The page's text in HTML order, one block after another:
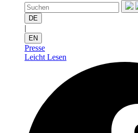
DE
|
EN
Presse
Leicht Lesen